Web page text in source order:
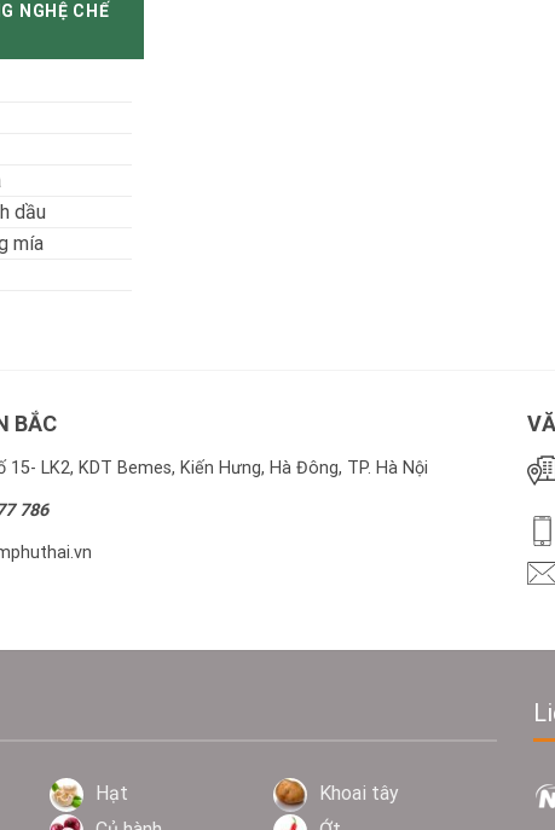
NGHỆ CHẾ
dầu
mía
BẮC
15- LK2, KDT Bemes, Kiến Hưng, Hà Đông, TP. Hà Nội
786
Hạt
Khoai tây